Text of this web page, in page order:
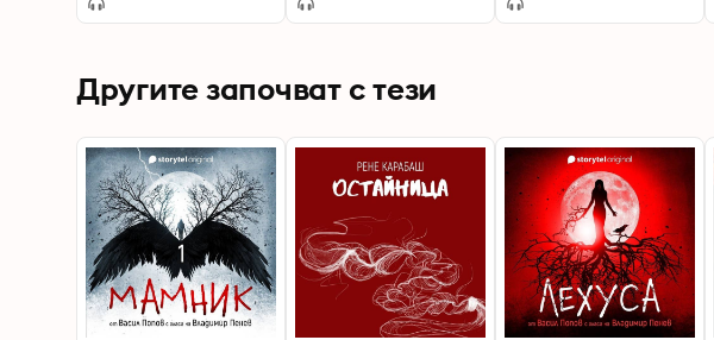
Другите започват с тези